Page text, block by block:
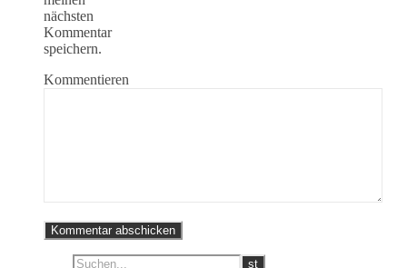
nächsten
Kommentar
speichern.
Kommentieren